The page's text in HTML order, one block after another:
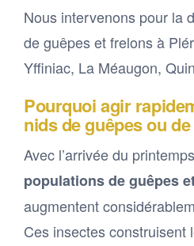
Nous intervenons pour la
de guêpes et frelons à
Yffiniac, La Méaugon,
Pourquoi agir
nids de guêpes ou
Avec l’arrivée du
populations de guêpes
augmentent
Ces insectes construisent